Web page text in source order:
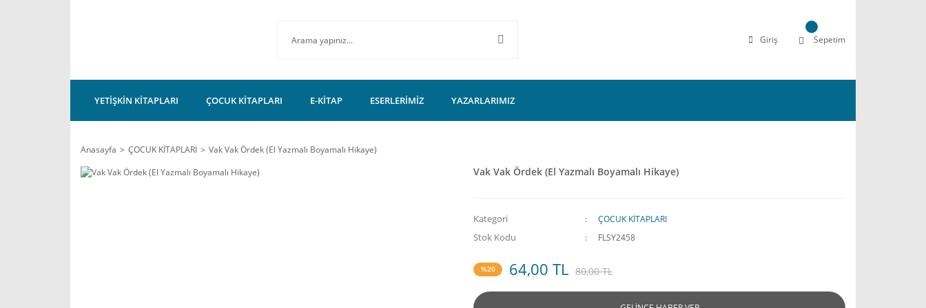
Giriş Sepetim
YETİŞKİN KİTAPLARI ÇOCUK KİTAPLARI E-KİTAP ESERLERİMİZ YAZARLARIMIZ
Anasayfa ÇOCUK KİTAPLARI Vak Vak Ördek (El Yazmalı Boyamalı Hikaye)
Vak Vak Ördek (El Yazmalı Boyamalı Hikaye)
Kategori ÇOCUK KİTAPLARI
Stok Kodu FLSY2458
%20 64,00 TL 80,00 TL